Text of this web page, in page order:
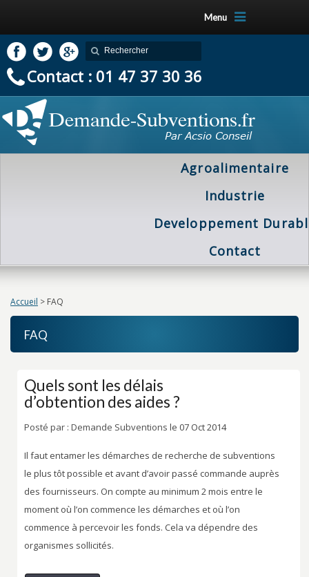
Menu
Contact : 01 47 37 30 36
Agroalimentaire
Industrie
Developpement
Contact
Accueil > FAQ
FAQ
Quels sont les délais
d’obtention des aides ?
Posté par : Demande Subventions le 07 Oct 2014
Il faut entamer les démarches de recherche de subventions
le plus tôt possible et avant d’avoir passé commande auprès
des fournisseurs. On compte au minimum 2 mois entre le
moment où l’on commence les démarches et où l’on
commence à percevoir les fonds. Cela va dépendre des
organismes sollicités.